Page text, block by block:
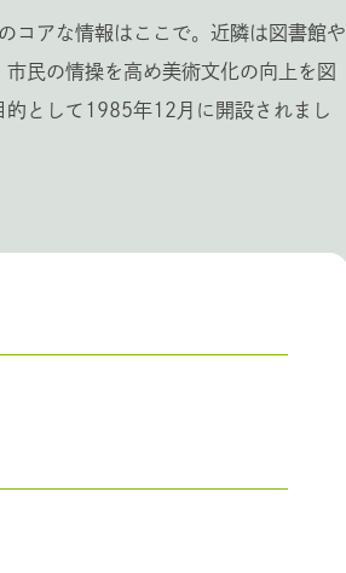
コアな情報はここで。近隣は図書館や
民の情操を高め美術文化の向上を図
的として1985年12月に開設されまし